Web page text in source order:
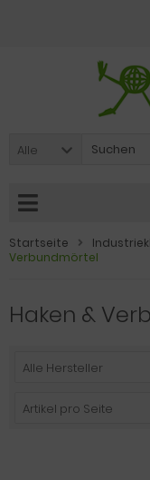
Alle
Startseite
Verbundmörtel
Haken &
Alle Hersteller
Artikel pro Seite